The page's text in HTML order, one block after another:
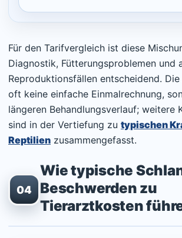
Für den Tarifvergleich ist diese
Diagnostik, Fütterungsproblemen und
Reproduktionsfällen entscheidend.
oft keine einfache Einmalrechnung,
längeren Behandlungsverlauf; weitere
sind in der Vertiefung zu typischen
Reptilien zusammengefasst.
04
Wie typische
Beschwerden zu
Tierarztkosten